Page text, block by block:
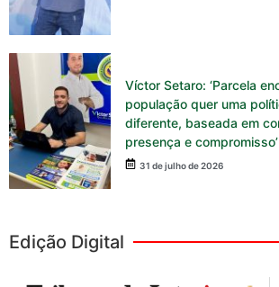
Víctor Setaro: ‘Parcela
população quer uma
diferente, baseada em
presença e compromisso’
31 de julho de 2026
Edição Digital